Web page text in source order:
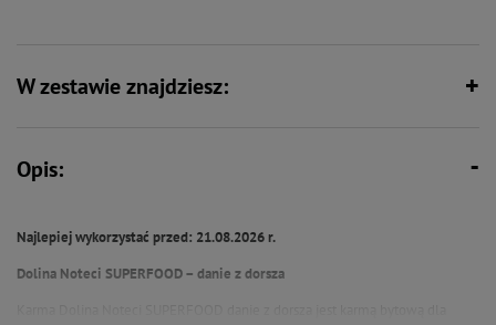
W zestawie znajdziesz:
Opis:
Najlepiej wykorzystać przed: 21.08.2026 r.
Dolina Noteci SUPERFOOD – danie z dorsza